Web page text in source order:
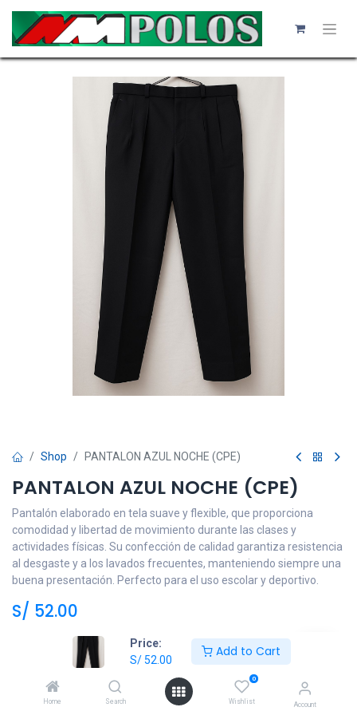
Price:
S/52.00
Add to Cart
Home Search
0
Wishlist Account
Shop PANTALON AZUL NOCHE (CPE)
PANTALON AZUL NOCHE (CPE)
Pantalón elaborado en tela suave y flexible, que proporciona
comodidad y libertad de movimiento durante las clases y
actividades físicas. Su confección de calidad garantiza resistencia
al desgaste y a los lavados frecuentes, manteniendo siempre una
buena presentación. Perfecto para el uso escolar y deportivo.
S/ 52.00
10